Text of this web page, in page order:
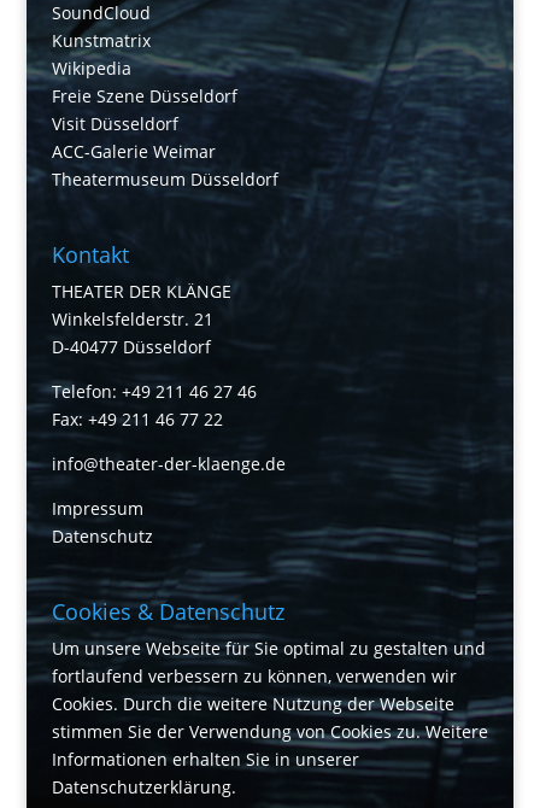
SoundCloud
Kunstmatrix
Wikipedia
Freie Szene Düsseldorf
Visit Düsseldorf
ACC-Galerie Weimar
Theatermuseum Düsseldorf
Kontakt
THEATER DER KLÄNGE
Winkelsfelderstr. 21
D-40477 Düsseldorf
Telefon: +49 211 46 27 46
Fax: +49 211 46 77 22
info@theater-der-klaenge.de
Impressum
Datenschutz
Cookies & Datenschutz
Um unsere Webseite für Sie optimal zu gestalten und
fortlaufend verbessern zu können, verwenden wir
Cookies. Durch die weitere Nutzung der Webseite
stimmen Sie der Verwendung von Cookies zu. Weitere
Informationen erhalten Sie in unserer
Datenschutzerklärung.